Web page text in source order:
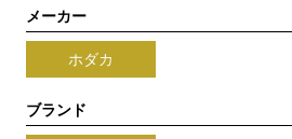
メーカー
ホダカ
ブランド